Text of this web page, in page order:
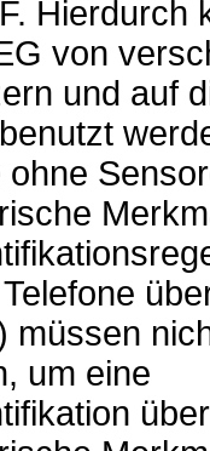
Hierdurch
von
und auf
ohne
müssen
um eine
über